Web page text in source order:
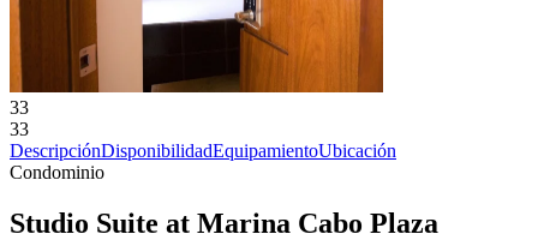
33
33
DescripciónDisponibilidadEquipamientoUbicación
Condominio
Studio Suite at Marina Cabo Plaza